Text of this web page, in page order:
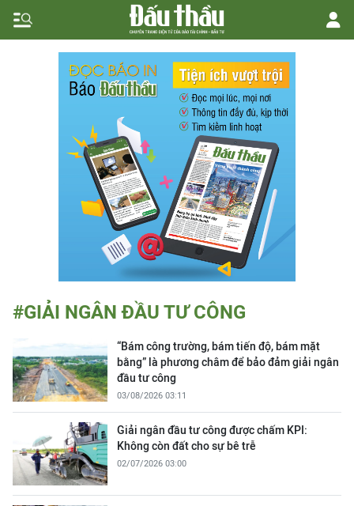
#GIẢI NGÂN ĐẦU TƯ CÔNG
“Bám công trường, bám tiến độ, bám mặt
bằng” là phương châm để bảo đảm giải ngân
đầu tư công
03/08/2026 03:11
Giải ngân đầu tư công được chấm KPI:
Không còn đất cho sự bê trễ
02/07/2026 03:00